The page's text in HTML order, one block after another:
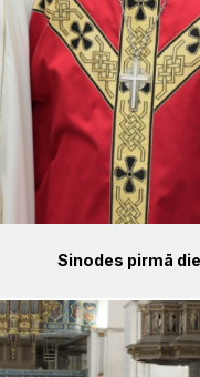
Sinodes pirmā